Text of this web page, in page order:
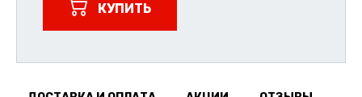
КУПИТЬ